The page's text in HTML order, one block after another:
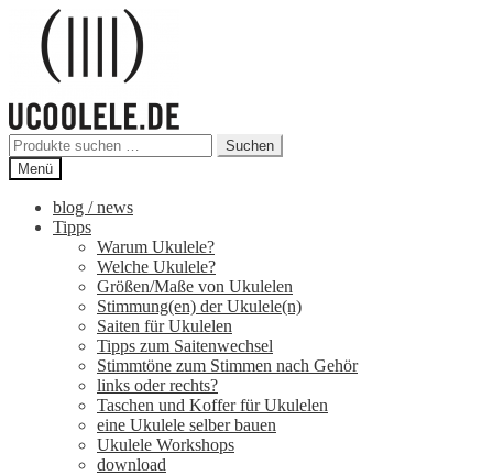
Navigation
springen
Inhalt
springen
Suchen
nach:
Suchen
Menü
blog / news
Tipps
Warum Ukulele?
Welche Ukulele?
Größen/Maße von Ukulelen
Stimmung(en) der Ukulele(n)
Saiten für Ukulelen
Tipps zum Saitenwechsel
Stimmtöne zum Stimmen nach Gehör
links oder rechts?
Taschen und Koffer für Ukulelen
eine Ukulele selber bauen
Ukulele Workshops
download